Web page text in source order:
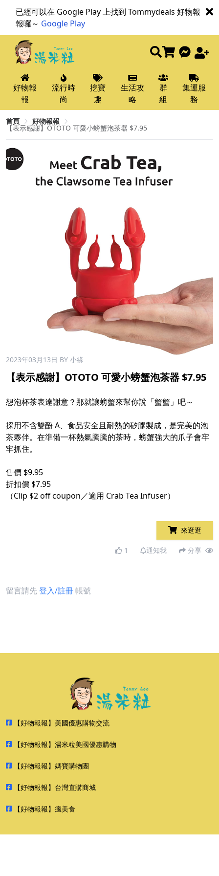
已經可以在 Google Play 上找到 Tommydeals 好物報
報囉～ Google Play
好物報
報
流行時
尚
挖寶
趣
生活攻
略
群
組
集運服
務
首頁 好物報報
【表示感謝】OTOTO 可愛小螃蟹泡茶器 $7.95
2023年03月13日 BY 小緣
【表示感謝】OTOTO 可愛小螃蟹泡茶器 $7.95
想泡杯茶表達謝意？那就讓螃蟹來幫你說「蟹蟹」吧～
採用不含雙酚 A、食品安全且耐熱的矽膠製成，是完美的泡
茶夥伴。在準備一杯熱氣騰騰的茶時，螃蟹強大的爪子會牢
牢抓住。
售價 $9.95
折扣價 $7.95
（Clip $2 off coupon／適用 Crab Tea Infuser）
來逛逛
1 通知我 分享
留言請先登入/註冊帳號
【好物報報】美國優惠購物交流
【好物報報】湯米粒美國優惠購物
【好物報報】媽寶購物團
【好物報報】台灣直購商城
【好物報報】瘋美食